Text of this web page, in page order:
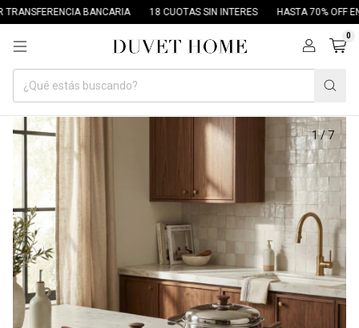
BANCARIA 18 CUOTAS SIN INTERES HASTA 70% OFF EN
0
1/7